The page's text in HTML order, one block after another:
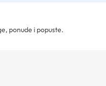
ponude i popuste.